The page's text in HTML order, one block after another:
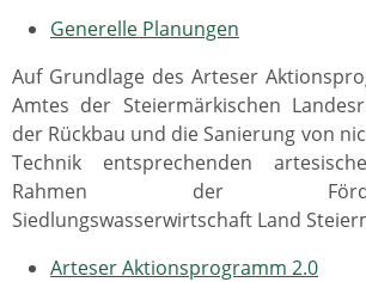
Generelle Planungen
Auf Grundlage des Arteser
Amtes der Steiermärkischen
der Rückbau und die Sanierung von
Technik entsprechenden
Rahmen der
Siedlungswasserwirtschaft Land
Arteser Aktionsprogramm 2.0